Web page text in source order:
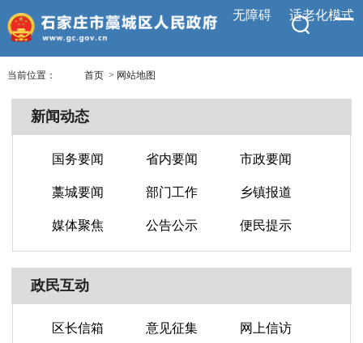
无障碍 适老化模式
当前位置： 首页> 网站地图
新闻动态
国务要闻 省内要闻 市政要闻
藁城要闻 部门工作 乡镇报道
媒体聚焦 公告公示 便民提示
政民互动
区长信箱 意见征集 网上信访